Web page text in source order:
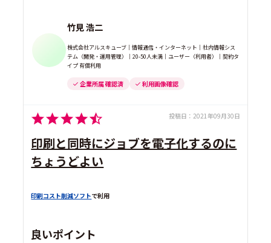
竹見 浩二
株式会社アルスキューブ｜情報通信・インターネット｜社内情報シス
テム（開発・運用管理）｜20-50人未満｜ユーザー（利用者）｜契約タ
イプ 有償利用
企業所属 確認済 利用画像確認
投稿日： 2021年09月30日
印刷と同時にジョブを電子化するのに
ちょうどよい
印刷コスト削減ソフトで利用
良いポイント